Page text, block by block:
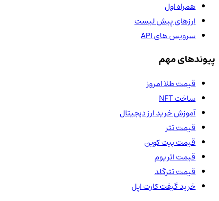
همراه اول
ارزهای پیش لیست
سرویس های API
پیوندهای مهم
قیمت طلا امروز
ساخت NFT
آموزش خرید ارز دیجیتال
قیمت تتر
قیمت بیت کوین
قیمت اتریوم
قیمت تترگلد
خرید گیفت کارت اپل